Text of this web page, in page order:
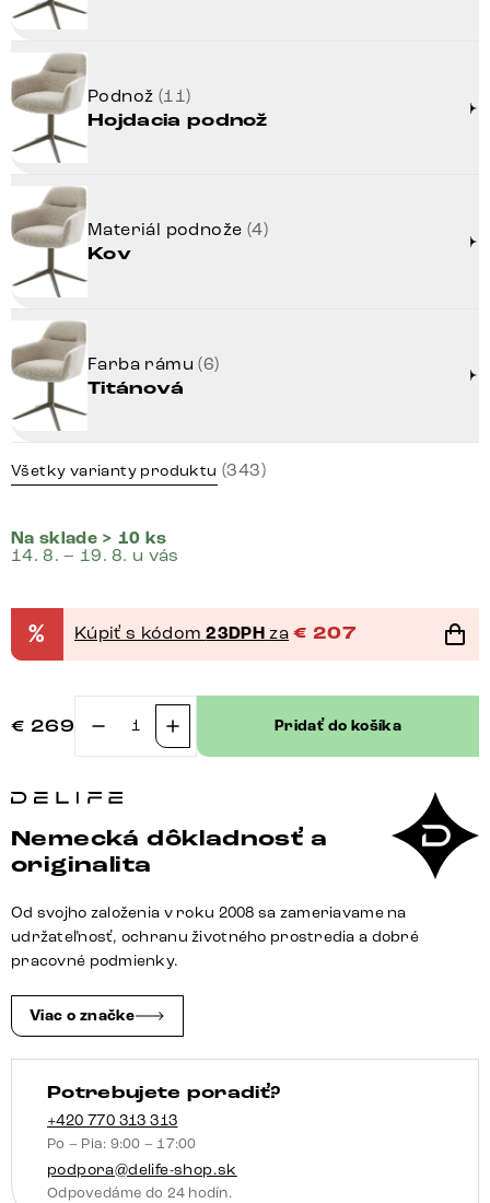
Podnož (11)
Hojdacia podnož
Materiál podnože (4)
Kov
Farba rámu(6)
Titánová
Všetky varianty produktu (343)
Na sklade > 10 ks
14. 8. – 19. 8. u vás
% Kúpiť s kódom23DPH za € 207
€ 269
množstvo
stolička
Flex
tkanina
mäkký
béžová
podstava
šedá
360°
otočný
hojdacia
funkcia
vrecková
pružina
Pridať do košíka
Nemecká dôkladnosť a
originalita
Od svojho založenia v roku 2008 sa zameriavame na
udržateľnosť, ochranu životného prostredia a dobré
pracovné podmienky.
Viac o značke
Potrebujete poradiť?
+420 770 313 313
Po – Pia: 9:00 – 17:00
podpora@delife-shop.sk
Odpovedáme do 24 hodín.